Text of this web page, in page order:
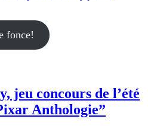
fonce!
jeu concours de l’été
Anthologie”